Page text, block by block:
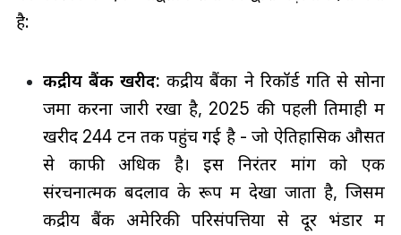
है:
केंद्रीय बैंक खरीद: केंद्रीय बैंकों ने रिकॉर्ड गति से सोना
जमा करना जारी रखा है, 2025 की पहली तिमाही में
खरीद 244 टन तक पहुंच गई है - जो ऐतिहासिक औसत
से काफी अधिक है। इस निरंतर मांग को एक
संरचनात्मक बदलाव के रूप में देखा जाता है, जिसमें
केंद्रीय बैंक अमेरिकी परिसंपत्तियों से दूर भंडार में